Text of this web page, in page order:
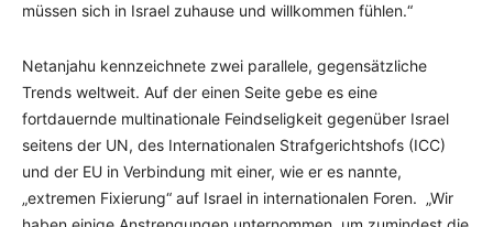
müssen sich in Israel zuhause und willkommen fühlen.“
Netanjahu kennzeichnete zwei parallele, gegensätzliche
Trends weltweit. Auf der einen Seite gebe es eine
fortdauernde multinationale Feindseligkeit gegenüber Israel
seitens der UN, des Internationalen Strafgerichtshofs (ICC)
und der EU in Verbindung mit einer, wie er es nannte,
„extremen Fixierung“ auf Israel in internationalen Foren. „Wir